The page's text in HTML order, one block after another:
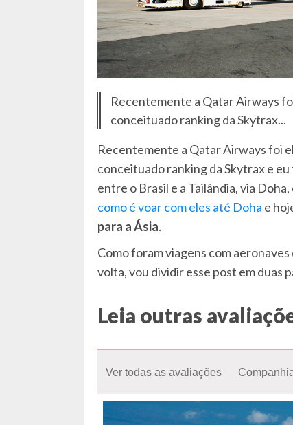
Recentemente a Qatar Airways
conceituado ranking da Skytrax...
Recentemente a Qatar Airways foi
conceituado ranking da Skytrax e
entre o Brasil e a Tailândia, via
como é voar com eles até Doha e
para a Ásia.
Como foram viagens com
volta, vou dividir esse post em duas
Leia outras
Ver todas as avaliações